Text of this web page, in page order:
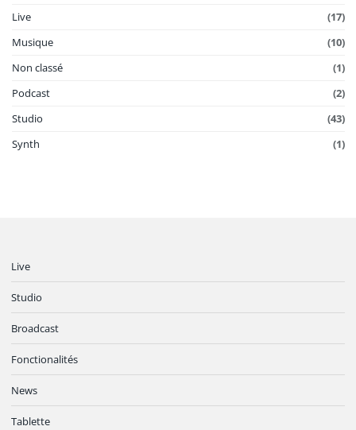
Live
(17)
Musique
(10)
Non classé
(1)
Podcast
(2)
Studio
(43)
Synth
(1)
Live
Studio
Broadcast
Fonctionalités
News
Tablette